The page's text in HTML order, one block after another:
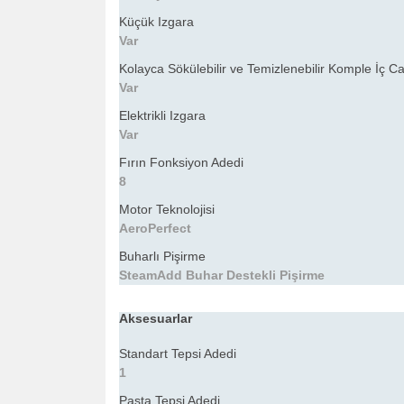
Küçük Izgara
Var
Kolayca Sökülebilir ve Temizlenebilir Komple İç
Var
Elektrikli Izgara
Var
Fırın Fonksiyon Adedi
8
Motor Teknolojisi
AeroPerfect
Buharlı Pişirme
SteamAdd Buhar Destekli Pişirme
Aksesuarlar
Standart Tepsi Adedi
1
Pasta Tepsi Adedi